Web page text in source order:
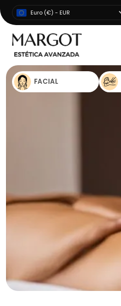
Euro (€) - EUR
FACIAL